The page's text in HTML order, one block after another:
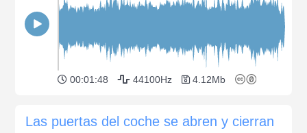
00:01:48 44100Hz 4.12Mb
Las puertas del coche se abren y cierran